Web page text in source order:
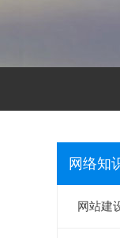
网络知
网站建